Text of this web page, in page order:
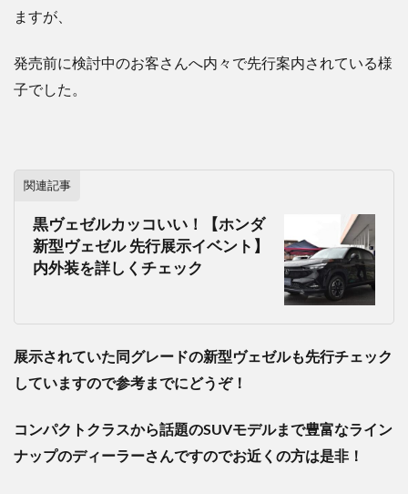
ますが、
発売前に検討中のお客さんへ内々で先行案内されている様
子でした。
関連記事
黒ヴェゼルカッコいい！【ホンダ
新型ヴェゼル 先行展示イベント】
内外装を詳しくチェック
展示されていた同グレードの新型ヴェゼルも先行チェック
していますので参考までにどうぞ！
コンパクトクラスから話題のSUVモデルまで豊富なライン
ナップのディーラーさんですのでお近くの方は是非！